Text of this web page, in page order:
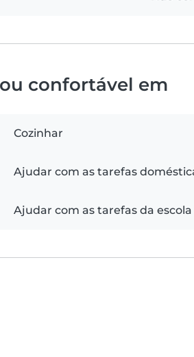
confortável em
Cozinhar
Ajudar com as tarefas
Ajudar com as tarefas da escola